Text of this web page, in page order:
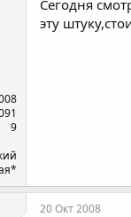
9
Сегодня
эту
20 Окт 2008